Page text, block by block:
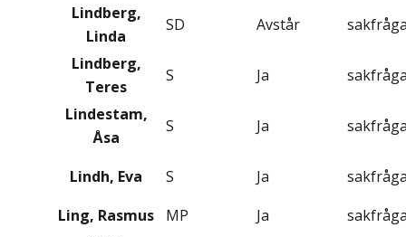
Lindberg,
Linda
SD Avstår
Lindberg,
Teres
S Ja
Lindestam,
Åsa
S Ja
Lindh, Eva S Ja
Ling, Rasmus
MP Ja